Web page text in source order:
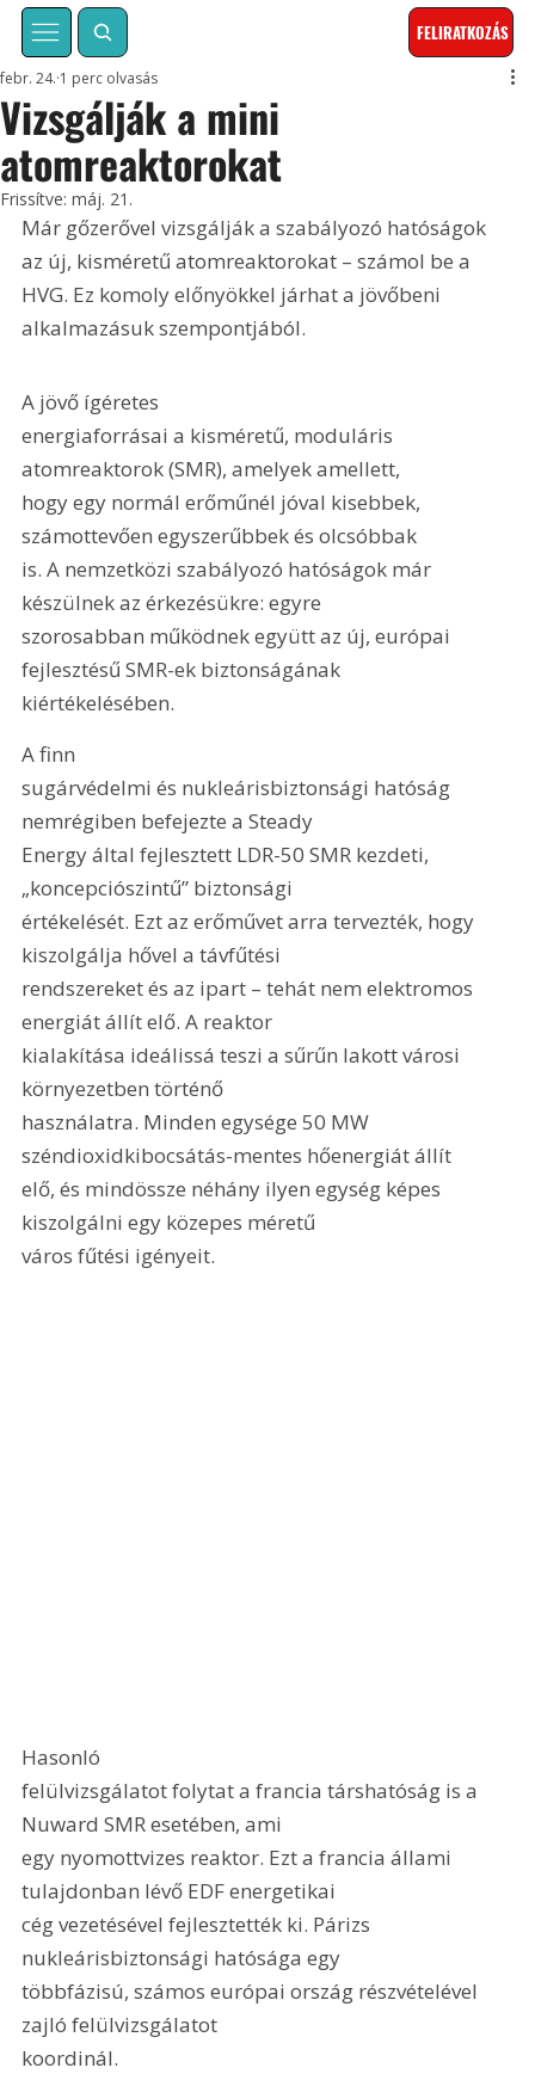
FELIRATKOZÁS
Vizsgálják a mini
atomreaktorokat
febr. 24. 1 perc olvasás
Frissítve:máj. 21.
Már gőzerővel vizsgálják a szabályozó hatóságok
az új, kisméretű atomreaktorokat – számol be a
HVG. Ez komoly előnyökkel járhat a jövőbeni
alkalmazásuk szempontjából.
A jövő ígéretes
energiaforrásai a kisméretű, moduláris
atomreaktorok (SMR), amelyek amellett,
hogy egy normál erőműnél jóval kisebbek,
számottevően egyszerűbbek és olcsóbbak
is. A nemzetközi szabályozó hatóságok már
készülnek az érkezésükre: egyre
szorosabban működnek együtt az új, európai
fejlesztésű SMR-ek biztonságának
kiértékelésében.
A finn
sugárvédelmi és nukleárisbiztonsági hatóság
nemrégiben befejezte a Steady
Energy által fejlesztett LDR-50 SMR kezdeti,
„koncepciószintű” biztonsági
értékelését. Ezt az erőművet arra tervezték, hogy
kiszolgálja hővel a távfűtési
rendszereket és az ipart – tehát nem elektromos
energiát állít elő. A reaktor
kialakítása ideálissá teszi a sűrűn lakott városi
környezetben történő
használatra. Minden egysége 50 MW
széndioxidkibocsátás-mentes hőenergiát állít
elő, és mindössze néhány ilyen egység képes
kiszolgálni egy közepes méretű
város fűtési igényeit.
Hasonló
felülvizsgálatot folytat a francia társhatóság is a
Nuward SMR esetében, ami
egy nyomottvizes reaktor. Ezt a francia állami
tulajdonban lévő EDF energetikai
cég vezetésével fejlesztették ki. Párizs
nukleárisbiztonsági hatósága egy
többfázisú, számos európai ország részvételével
zajló felülvizsgálatot
koordinál.